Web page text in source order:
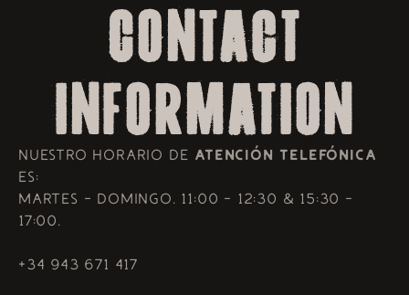
Contact
information
Nuestro horario de ATENCIÓN TELEFÓNICA
es:
Martes - Domingo. 11:00 - 12:30 & 15:30 -
17:00.
+34 943 671 417